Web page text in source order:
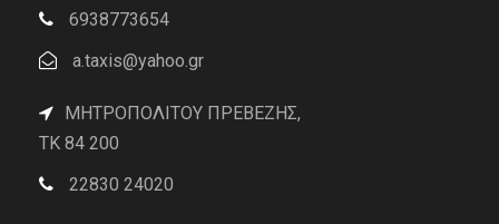
6938773654
a.taxis@yahoo.gr
ΜΗΤΡΟΠΟΛΙΤΟΥ ΠΡΕΒΕΖΗΣ,
TK 84 200
22830 24020